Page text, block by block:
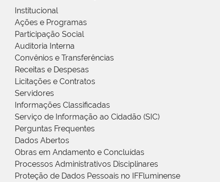
Institucional
Ações e Programas
Participação Social
Auditoria Interna
Convênios e Transferências
Receitas e Despesas
Licitações e Contratos
Servidores
Informações Classificadas
Serviço de Informação ao Cidadão (SIC)
Perguntas Frequentes
Dados Abertos
Obras em Andamento e Concluídas
Processos Administrativos Disciplinares
Proteção de Dados Pessoais no IFFluminense